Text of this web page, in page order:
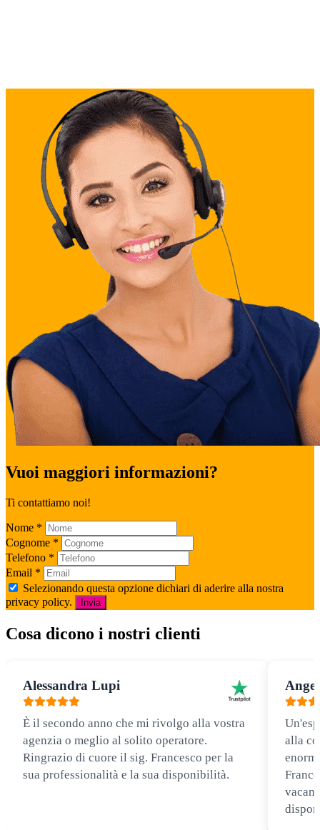
Vuoi maggiori informazioni?
Ti contattiamo noi!
Nome *
Cognome *
Telefono *
Email *
Selezionando questa opzione dichiari di aderire alla nostra
privacy policy.
Invia
Cosa dicono i nostri clienti
Alessandra Lupi
È il secondo anno che mi rivolgo alla vostra
agenzia o meglio al solito operatore.
Ringrazio di cuore il sig. Francesco per la
sua professionalità e la sua disponibilità.
alla